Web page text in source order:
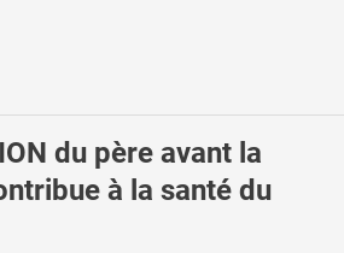
du père avant la
à la santé du